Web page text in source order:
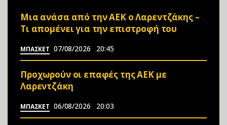
Μια ανάσα από την ΑΕΚ ο Λαρεντζάκης –
Τι απομένει για την επιστροφή του
ΜΠΑΣΚΕΤ 07/08/2026 20:45
Προχωρούν οι επαφές της ΑΕΚ με
Λαρεντζάκη
ΜΠΑΣΚΕΤ 06/08/2026 20:03